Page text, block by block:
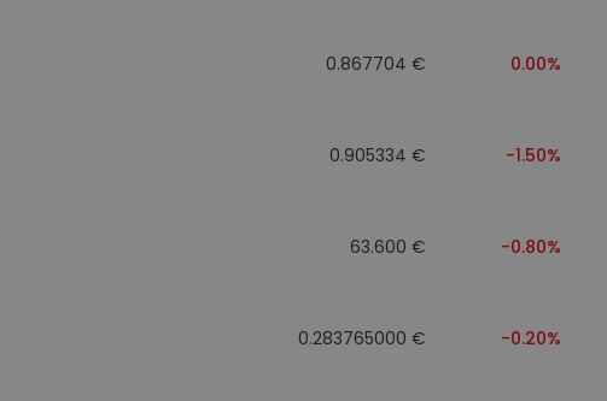
0.867704 € 0.00%
0.905334 € -1.50%
63.600 € -0.80%
0.283765000 € -0.20%